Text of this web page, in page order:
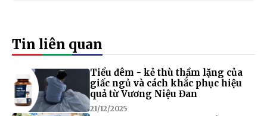
Tin liên quan
Tiểu đêm - kẻ thù thầm lặng của
giấc ngủ và cách khắc phục hiệu
quả từ Vương Niệu Đan
21/12/2025